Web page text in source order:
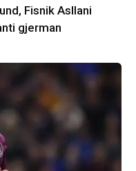
Fisnik Asllani
gjerman